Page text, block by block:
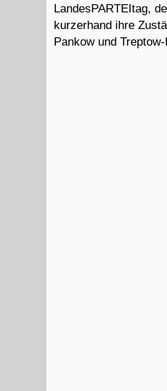
LandesPARTEItag,
kurzerhand ihre
Pankow und